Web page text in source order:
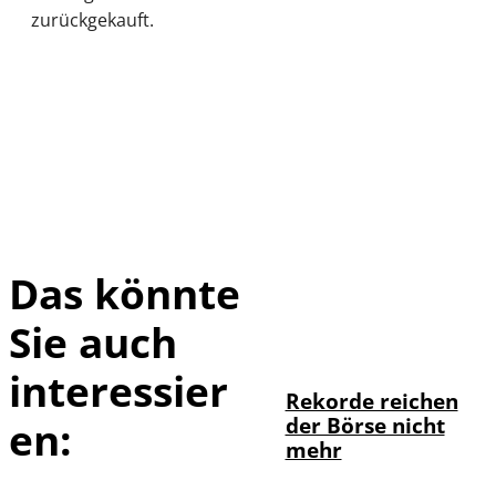
zurückgekauft.
Das könnte
Sie auch
interessier
en:
Rekorde reichen
der Börse nicht
mehr